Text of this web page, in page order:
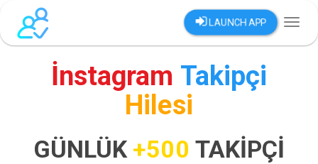
LAUNCH APP
İnstagram Takipçi
Hilesi
GÜNLÜK +500 TAKİPÇİ